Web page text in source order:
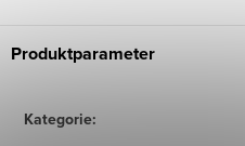
Produktparameter
Kategorie: